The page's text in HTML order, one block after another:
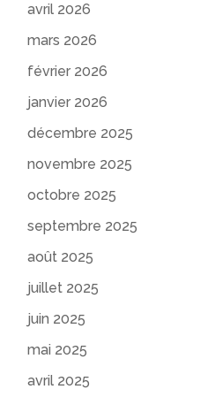
avril 2026
mars 2026
février 2026
janvier 2026
décembre 2025
novembre 2025
octobre 2025
septembre 2025
août 2025
juillet 2025
juin 2025
mai 2025
avril 2025